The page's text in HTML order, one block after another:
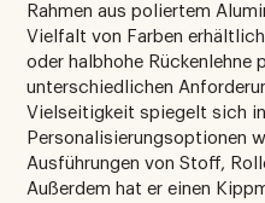
Rahmen aus poliertem
Vielfalt von Farben
oder halbhohe Rückenlehne
unterschiedlichen
Vielseitigkeit spiegelt sich
Personalisierungsoptionen
Ausführungen von Stoff,
Außerdem hat er einen